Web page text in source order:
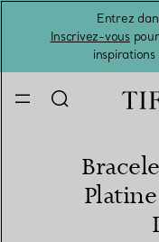
Entrez
Inscrivez-vouspour